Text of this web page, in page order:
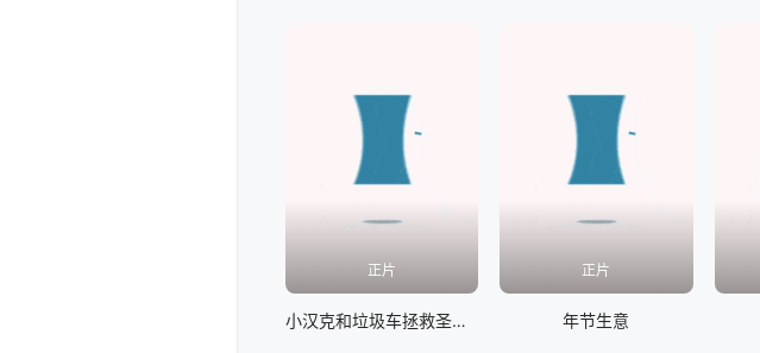
正片
小汉克和垃圾车拯救圣诞节
正片
年节生意